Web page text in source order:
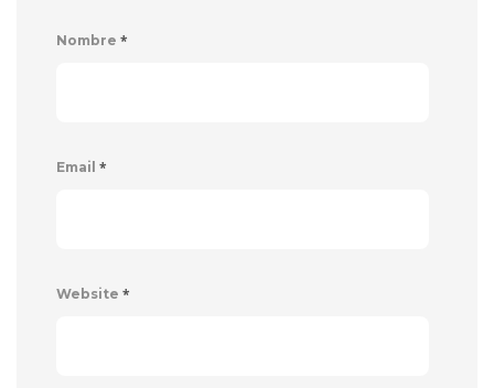
Nombre *
Email *
Website *